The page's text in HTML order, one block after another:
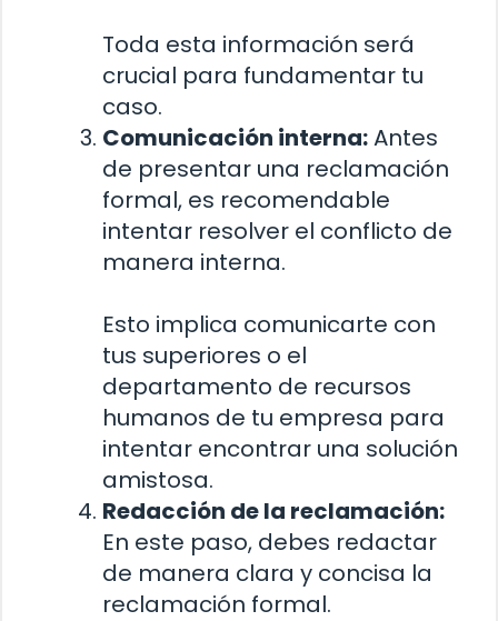
Toda esta información será
crucial para fundamentar tu
caso.
Comunicación interna:Antes
de presentar una reclamación
formal, es recomendable
intentar resolver el conflicto de
manera interna.
Esto implica comunicarte con
tus superiores o el
departamento de recursos
humanos de tu empresa para
intentar encontrar una solución
amistosa.
Redacción de la reclamación:
En este paso, debes redactar
de manera clara y concisa la
reclamación formal.